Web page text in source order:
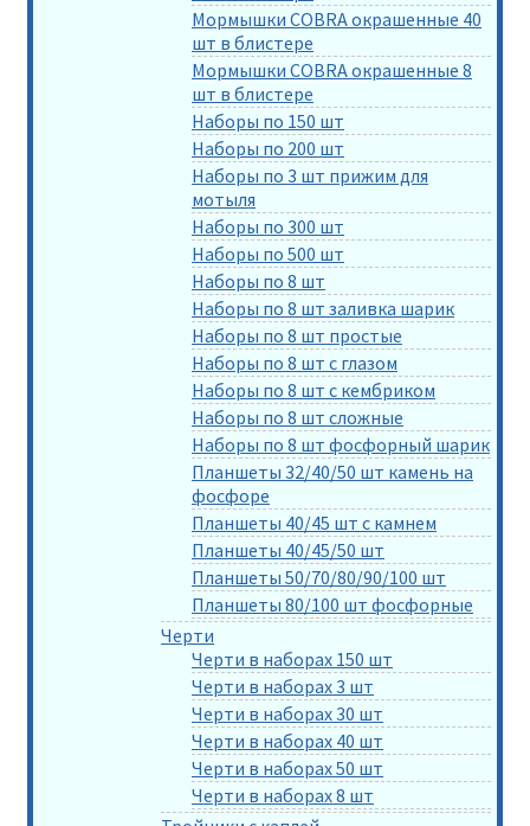
Мормышки COBRA окрашенные 40
шт в блистере
Мормышки COBRA окрашенные 8
шт в блистере
Наборы по 150 шт
Наборы по 200 шт
Наборы по 3 шт прижим для
мотыля
Наборы по 300 шт
Наборы по 500 шт
Наборы по 8 шт
Наборы по 8 шт заливка шарик
Наборы по 8 шт простые
Наборы по 8 шт с глазом
Наборы по 8 шт с кембриком
Наборы по 8 шт сложные
Наборы по 8 шт фосфорный шарик
Планшеты 32/40/50 шт камень на
фосфоре
Планшеты 40/45 шт с камнем
Планшеты 40/45/50 шт
Планшеты 50/70/80/90/100 шт
Планшеты 80/100 шт фосфорные
Черти
Черти в наборах 150 шт
Черти в наборах 3 шт
Черти в наборах 30 шт
Черти в наборах 40 шт
Черти в наборах 50 шт
Черти в наборах 8 шт